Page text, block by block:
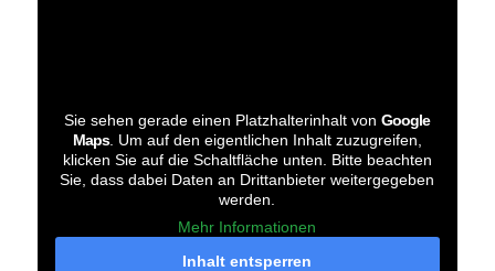
Sie sehen gerade einen Platzhalterinhalt vonGoogle
Maps. Um auf den eigentlichen Inhalt zuzugreifen,
klicken Sie auf die Schaltfläche unten. Bitte beachten
Sie, dass dabei Daten an Drittanbieter weitergegeben
werden.
Mehr Informationen
Inhalt entsperren